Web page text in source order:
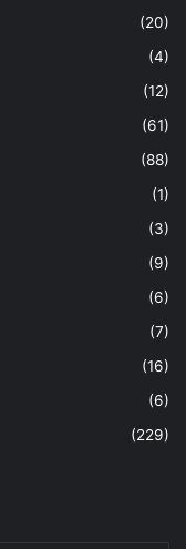
(20)
(4)
(12)
(61)
(88)
(1)
(3)
(9)
(6)
(7)
(16)
(6)
(229)